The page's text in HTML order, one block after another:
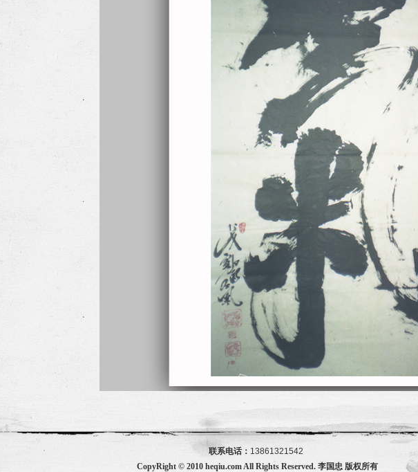
联系电话： 13861321542
CopyRight © 2010 heqiu.com All Rights Reserved. 李国忠 版权所有